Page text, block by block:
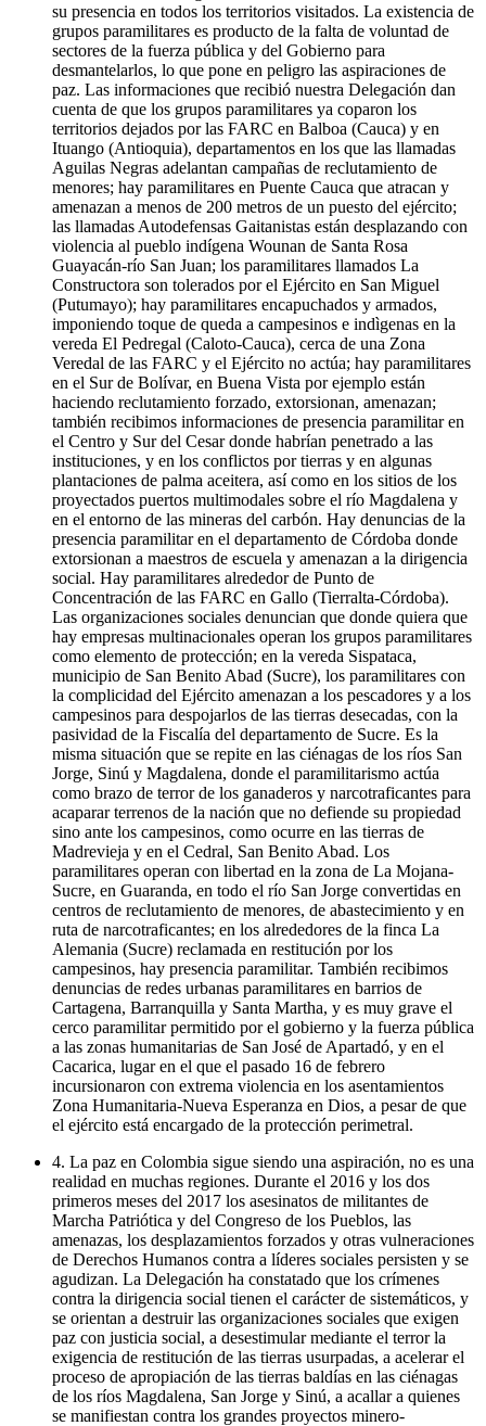
su presencia en todos los territorios visitados. La existencia de
grupos paramilitares es producto de la falta de voluntad de
sectores de la fuerza pública y del Gobierno para
desmantelarlos, lo que pone en peligro las aspiraciones de
paz. Las informaciones que recibió nuestra Delegación dan
cuenta de que los grupos paramilitares ya coparon los
territorios dejados por las FARC en Balboa (Cauca) y en
Ituango (Antioquia), departamentos en los que las llamadas
Aguilas Negras adelantan campañas de reclutamiento de
menores; hay paramilitares en Puente Cauca que atracan y
amenazan a menos de 200 metros de un puesto del ejército;
las llamadas Autodefensas Gaitanistas están desplazando con
violencia al pueblo indígena Wounan de Santa Rosa
Guayacán-río San Juan; los paramilitares llamados La
Constructora son tolerados por el Ejército en San Miguel
(Putumayo); hay paramilitares encapuchados y armados,
imponiendo toque de queda a campesinos e indìgenas en la
vereda El Pedregal (Caloto-Cauca), cerca de una Zona
Veredal de las FARC y el Ejército no actúa; hay paramilitares
en el Sur de Bolívar, en Buena Vista por ejemplo están
haciendo reclutamiento forzado, extorsionan, amenazan;
también recibimos informaciones de presencia paramilitar en
el Centro y Sur del Cesar donde habrían penetrado a las
instituciones, y en los conflictos por tierras y en algunas
plantaciones de palma aceitera, así como en los sitios de los
proyectados puertos multimodales sobre el río Magdalena y
en el entorno de las mineras del carbón. Hay denuncias de la
presencia paramilitar en el departamento de Córdoba donde
extorsionan a maestros de escuela y amenazan a la dirigencia
social. Hay paramilitares alrededor de Punto de
Concentración de las FARC en Gallo (Tierralta-Córdoba).
Las organizaciones sociales denuncian que donde quiera que
hay empresas multinacionales operan los grupos paramilitares
como elemento de protección; en la vereda Sispataca,
municipio de San Benito Abad (Sucre), los paramilitares con
la complicidad del Ejército amenazan a los pescadores y a los
campesinos para despojarlos de las tierras desecadas, con la
pasividad de la Fiscalía del departamento de Sucre. Es la
misma situación que se repite en las ciénagas de los ríos San
Jorge, Sinú y Magdalena, donde el paramilitarismo actúa
como brazo de terror de los ganaderos y narcotraficantes para
acaparar terrenos de la nación que no defiende su propiedad
sino ante los campesinos, como ocurre en las tierras de
Madrevieja y en el Cedral, San Benito Abad. Los
paramilitares operan con libertad en la zona de La Mojana-
Sucre, en Guaranda, en todo el río San Jorge convertidas en
centros de reclutamiento de menores, de abastecimiento y en
ruta de narcotraficantes; en los alrededores de la finca La
Alemania (Sucre) reclamada en restitución por los
campesinos, hay presencia paramilitar. También recibimos
denuncias de redes urbanas paramilitares en barrios de
Cartagena, Barranquilla y Santa Martha, y es muy grave el
cerco paramilitar permitido por el gobierno y la fuerza pública
a las zonas humanitarias de San José de Apartadó, y en el
Cacarica, lugar en el que el pasado 16 de febrero
incursionaron con extrema violencia en los asentamientos
Zona Humanitaria-Nueva Esperanza en Dios, a pesar de que
el ejército está encargado de la protección perimetral.
4. La paz en Colombia sigue siendo una aspiración, no es una
realidad en muchas regiones. Durante el 2016 y los dos
primeros meses del 2017 los asesinatos de militantes de
Marcha Patriótica y del Congreso de los Pueblos, las
amenazas, los desplazamientos forzados y otras vulneraciones
de Derechos Humanos contra a líderes sociales persisten y se
agudizan. La Delegación ha constatado que los crímenes
contra la dirigencia social tienen el carácter de sistemáticos, y
se orientan a destruir las organizaciones sociales que exigen
paz con justicia social, a desestimular mediante el terror la
exigencia de restitución de las tierras usurpadas, a acelerar el
proceso de apropiación de las tierras baldías en las ciénagas
de los ríos Magdalena, San Jorge y Sinú, a acallar a quienes
se manifiestan contra los grandes proyectos minero-